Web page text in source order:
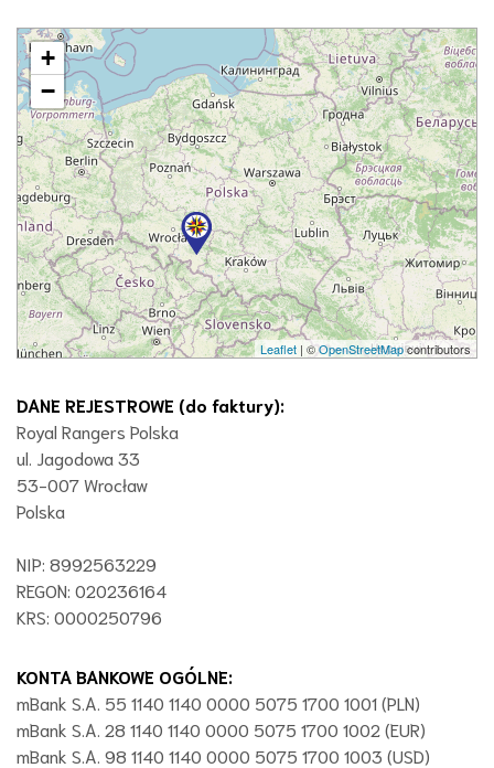
+
−
Leaflet | ©OpenStreetMapcontributors
DANE REJESTROWE (do faktury):
Royal Rangers Polska
ul. Jagodowa 33
53-007 Wrocław
Polska
NIP: 8992563229
REGON: 020236164
KRS: 0000250796
KONTA BANKOWE OGÓLNE:
mBank S.A. 55 1140 1140 0000 5075 1700 1001 (PLN)
mBank S.A. 28 1140 1140 0000 5075 1700 1002 (EUR)
mBank S.A. 98 1140 1140 0000 5075 1700 1003 (USD)